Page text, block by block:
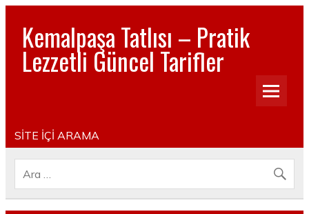
Kemalpaşa Tatlısı – Pratik
Lezzetli Güncel Tarifler
Pratik, lezzetli, Güncel, Resimli, Pasta- Yemek- Kurabiye-
SİTE İÇİ ARAMA